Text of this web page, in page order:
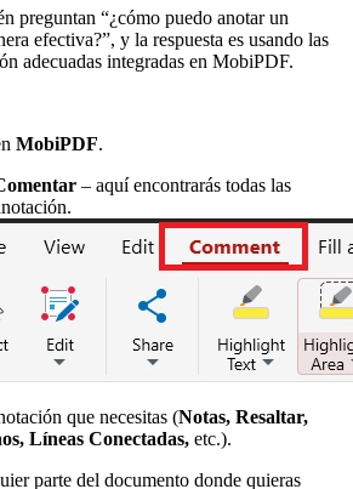
preguntan “¿cómo puedo anotar un
efectiva?”, y la respuesta es usando las
adecuadas integradas en MobiPDF.
MobiPDF.
– aquí encontrarás todas las
que necesitas (Notas, Resaltar,
Líneas Conectadas, etc.).
parte del documento donde quieras